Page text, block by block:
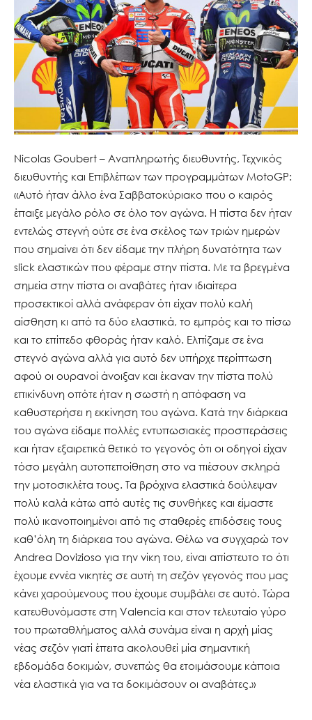
Nicolas Goubert – Αναπληρωτής διευθυντής, Τεχνικός
διευθυντής και Επιβλέπων των προγραμμάτων MotoGP:
«Αυτό ήταν άλλο ένα Σαββατοκύριακο που ο καιρός
έπαιξε μεγάλο ρόλο σε όλο τον αγώνα. Η πίστα δεν ήταν
εντελώς στεγνή ούτε σε ένα σκέλος των τριών ημερών
που σημαίνει ότι δεν είδαμε την πλήρη δυνατότητα των
slick ελαστικών που φέραμε στην πίστα. Με τα βρεγμένα
σημεία στην πίστα οι αναβάτες ήταν ιδιαίτερα
προσεκτικοί αλλά ανάφεραν ότι είχαν πολύ καλή
αίσθηση κι από τα δύο ελαστικά, το εμπρός και το πίσω
και το επίπεδο φθοράς ήταν καλό. Ελπίζαμε σε ένα
στεγνό αγώνα αλλά για αυτό δεν υπήρχε περίπτωση
αφού οι ουρανοί άνοιξαν και έκαναν την πίστα πολύ
επικίνδυνη οπότε ήταν η σωστή η απόφαση να
καθυστερήσει η εκκίνηση του αγώνα. Κατά την διάρκεια
του αγώνα είδαμε πολλές εντυπωσιακές προσπεράσεις
και ήταν εξαιρετικά θετικό το γεγονός ότι οι οδηγοί είχαν
τόσο μεγάλη αυτοπεποίθηση στο να πιέσουν σκληρά
την μοτοσικλέτα τους. Τα βρόχινα ελαστικά δούλεψαν
πολύ καλά κάτω από αυτές τις συνθήκες και είμαστε
πολύ ικανοποιημένοι από τις σταθερές επιδόσεις τους
καθ’όλη τη διάρκεια του αγώνα. Θέλω να συγχαρώ τον
Andrea Dovizioso για την νίκη του, είναι απίστευτο το ότι
έχουμε εννέα νικητές σε αυτή τη σεζόν γεγονός που μας
κάνει χαρούμενους που έχουμε συμβάλει σε αυτό. Τώρα
κατευθυνόμαστε στη Valencia και στον τελευταίο γύρο
του πρωταθλήματος αλλά συνάμα είναι η αρχή μίας
νέας σεζόν γιατί έπειτα ακολουθεί μία σημαντική
εβδομάδα δοκιμών, συνεπώς θα ετοιμάσουμε κάποια
νέα ελαστικά για να τα δοκιμάσουν οι αναβάτες.»